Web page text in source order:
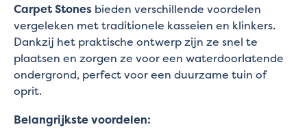
Carpet Stones bieden verschillende voordelen
vergeleken met traditionele kasseien en klinkers.
Dankzij het praktische ontwerp zijn ze snel te
plaatsen en zorgen ze voor een waterdoorlatende
ondergrond, perfect voor een duurzame tuin of
oprit.
Belangrijkste voordelen: